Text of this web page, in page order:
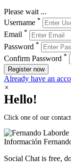
Please wait ...
Username *
Email *
Password *
Confirm Password *
Register now
Already have an
×
Hello!
Click one of our
Información
Social Chat is free,